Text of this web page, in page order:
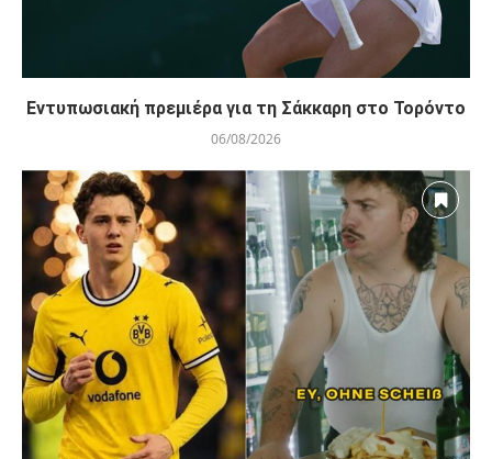
Εντυπωσιακή πρεμιέρα για τη Σάκκαρη στο Τορόντο
06/08/2026